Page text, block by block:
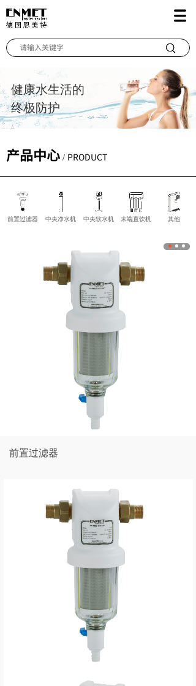
搜索
健康水生活的
终极防护
产品中心 / PRODUCT
中央软水机
中央净水机 其他
末端直饮机
前置过滤器
前置过滤器